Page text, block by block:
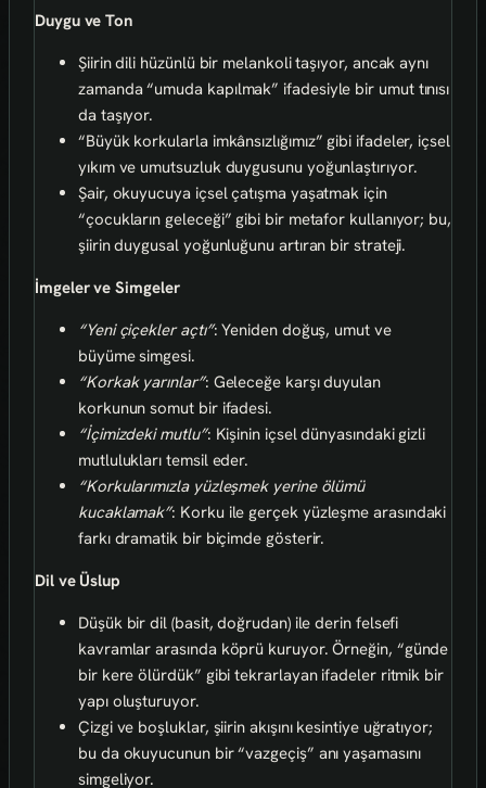
Duygu ve Ton
Şiirin dili hüzünlü bir melankoli taşıyor, ancak aynı
zamanda “umuda kapılmak” ifadesiyle bir umut tınısı
da taşıyor.
“Büyük korkularla imkânsızlığımız” gibi ifadeler, içsel
yıkım ve umutsuzluk duygusunu yoğunlaştırıyor.
Şair, okuyucuya içsel çatışma yaşatmak için
“çocukların geleceği” gibi bir metafor kullanıyor; bu,
şiirin duygusal yoğunluğunu artıran bir strateji.
İmgeler ve Simgeler
“Yeni çiçekler açtı”: Yeniden doğuş, umut ve
büyüme simgesi.
“Korkak yarınlar”: Geleceğe karşı duyulan
korkunun somut bir ifadesi.
“İçimizdeki mutlu”: Kişinin içsel dünyasındaki gizli
mutlulukları temsil eder.
“Korkularımızla yüzleşmek yerine ölümü
kucaklamak”: Korku ile gerçek yüzleşme arasındaki
farkı dramatik bir biçimde gösterir.
Dil ve Üslup
Düşük bir dil (basit, doğrudan) ile derin felsefi
kavramlar arasında köprü kuruyor. Örneğin, “günde
bir kere ölürdük” gibi tekrarlayan ifadeler ritmik bir
yapı oluşturuyor.
Çizgi ve boşluklar, şiirin akışını kesintiye uğratıyor;
bu da okuyucunun bir “vazgeçiş” anı yaşamasını
simgeliyor.